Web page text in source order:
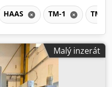
HAAS TM-1 TM
Malý inzerát